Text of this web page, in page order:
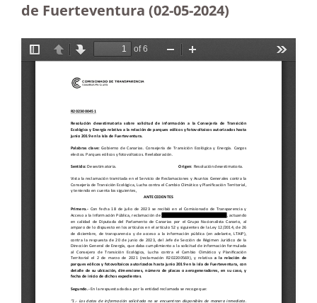
de Fuerteventura (02-05-2024)